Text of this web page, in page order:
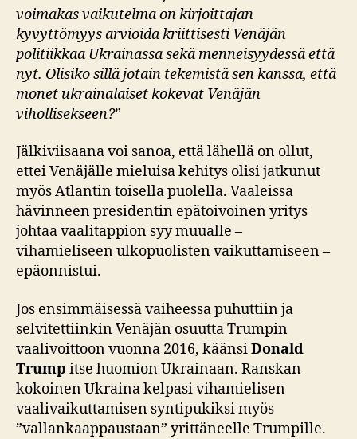
voimakas vaikutelma on kirjoittajan
kyvyttömyys arvioida kriittisesti Venäjän
politiikkaa Ukrainassa sekä menneisyydessä että
nyt. Olisiko sillä jotain tekemistä sen kanssa, että
monet ukrainalaiset kokevat Venäjän
vihollisekseen?”
Jälkiviisaana voi sanoa, että lähellä on ollut,
ettei Venäjälle mieluisa kehitys olisi jatkunut
myös Atlantin toisella puolella. Vaaleissa
hävinneen presidentin epätoivoinen yritys
johtaa vaalitappion syy muualle –
vihamieliseen ulkopuolisten vaikuttamiseen –
epäonnistui.
Jos ensimmäisessä vaiheessa puhuttiin ja
selvitettiinkin Venäjän osuutta Trumpin
vaalivoittoon vuonna 2016, käänsiDonald
Trump itse huomion Ukrainaan. Ranskan
kokoinen Ukraina kelpasi vihamielisen
vaalivaikuttamisen syntipukiksi myös
”vallankaappaustaan” yrittäneelle Trumpille.